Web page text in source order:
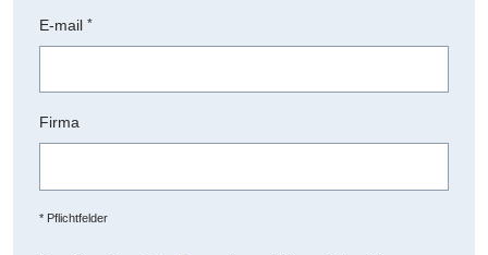
E-mail *
Firma
* Pflichtfelder